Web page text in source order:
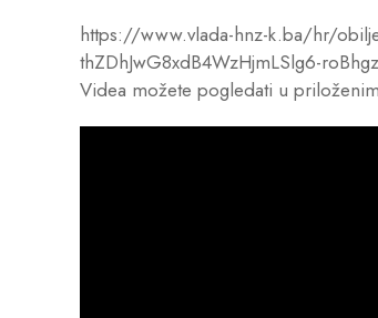
https://www.vlada-hnz-k.ba/hr/
thZDhJwG8xdB4WzHjmLSlg6-
Videa možete pogledati u